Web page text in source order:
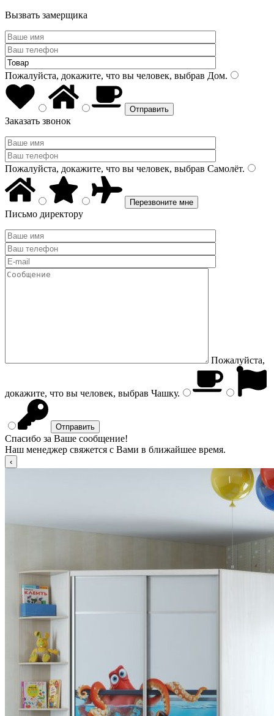
Вызвать замерщика
Пожалуйста, докажите, что вы человек, выбрав Дом.
Заказать звонок
Пожалуйста, докажите, что вы человек, выбрав Самолёт.
Письмо директору
Пожалуйста,
докажите, что вы человек, выбрав Чашку.
Спасибо за Ваше сообщение!
Наш менеджер свяжется с Вами в ближайшее время.